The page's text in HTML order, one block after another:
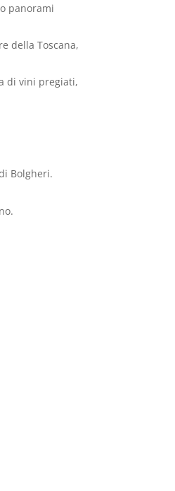
panorami
della Toscana,
di vini pregiati,
Bolgheri.